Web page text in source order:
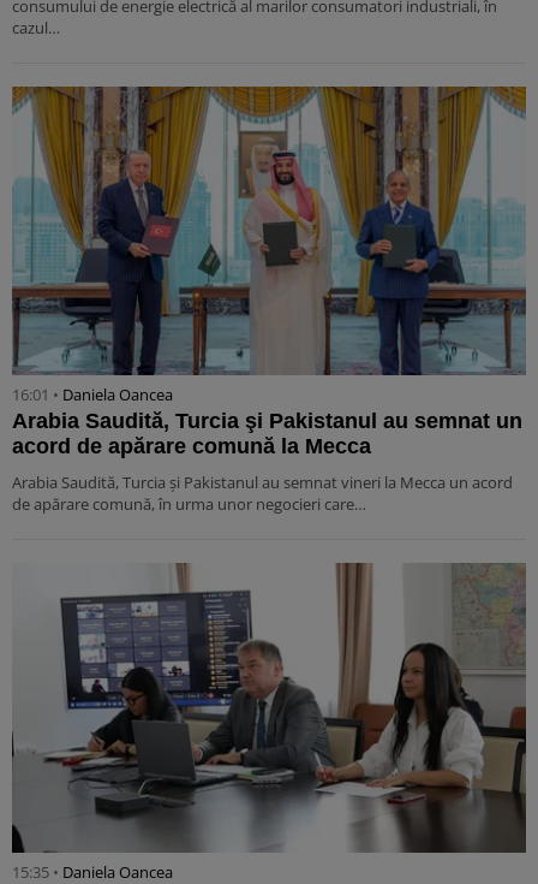
consumului de energie electrică al marilor consumatori industriali, în
cazul…
16:01 • Daniela Oancea
Arabia Saudită, Turcia şi Pakistanul au semnat un
acord de apărare comună la Mecca
Arabia Saudită, Turcia şi Pakistanul au semnat vineri la Mecca un acord
de apărare comună, în urma unor negocieri care…
15:35 • Daniela Oancea